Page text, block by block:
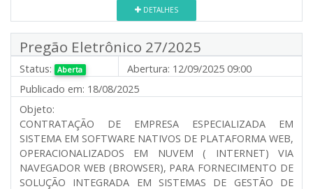
DETALHES
Pregão Eletrônico 27/2025
Status: Aberta Abertura: 12/09/2025 09:00
Publicado em: 18/08/2025
Objeto:
CONTRATAÇÃO DE EMPRESA ESPECIALIZADA EM
SISTEMA EM SOFTWARE NATIVOS DE PLATAFORMA WEB,
OPERACIONALIZADOS EM NUVEM ( INTERNET) VIA
NAVEGADOR WEB (BROWSER), PARA FORNECIMENTO DE
SOLUÇÃO INTEGRADA EM SISTEMAS DE GESTÃO DE